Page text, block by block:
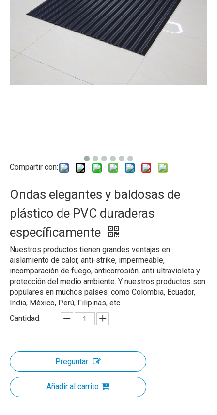
Compartir con:
Ondas elegantes y baldosas de
plástico de PVC duraderas
específicamente
Nuestros productos tienen grandes ventajas en
aislamiento de calor, anti-strike, impermeable,
incomparación de fuego, anticorrosión, anti-ultravioleta y
protección del medio ambiente. Y nuestros productos son
populares en muchos países, como Colombia, Ecuador,
India, México, Perú, Filipinas, etc.
Cantidad:
Preguntar
Añadir al carrito